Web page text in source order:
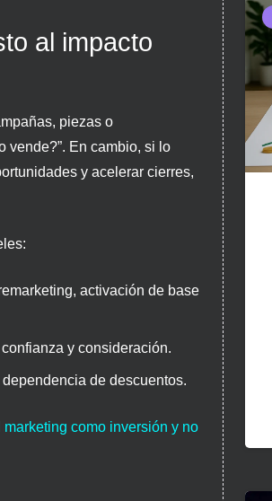
al impacto
piezas o
vende?”. En cambio, si lo
y acelerar cierres,
activación de base
y consideración.
de descuentos.
marketing como inversión y no